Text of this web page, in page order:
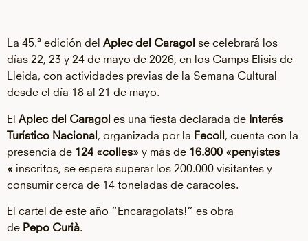
La 45.ª edición del Aplec del Caragol se celebrará los
días 22, 23 y 24 de mayo de 2026, en los Camps Elisis de
Lleida, con actividades previas de la Semana Cultural
desde el día 18 al 21 de mayo.
El Aplec del Caragol es una fiesta declarada de Interés
Turístico Nacional , organizada por la Fecoll , cuenta con la
presencia de 124 «colles» y más de 16.800 « penyistes
« inscritos, se espera superar los 200.000 visitantes y
consumir cerca de 14 toneladas de caracoles.
El cartel de este año “ Encaragolats!” es obra
de Pepo Curià